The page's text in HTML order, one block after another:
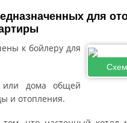
для
к бойлеру для
или дома общей
и отопления.